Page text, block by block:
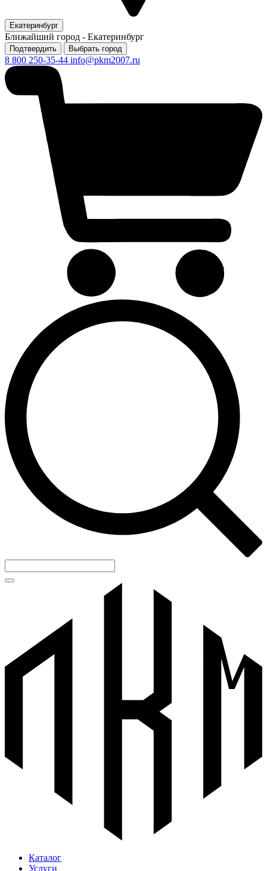
Екатеринбург
Ближайший город - Екатеринбург
Подтвердить Выбрать город
8 800 250-35-44 info@pkm2007.ru
Каталог
Услуги